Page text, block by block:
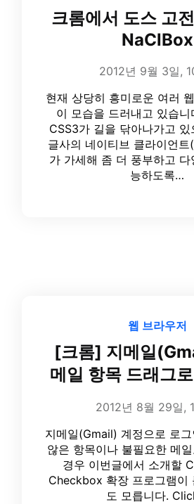
크롬에서 도스 고
NaClBox
2012년 9월 3일,
현재 상당히 흥미로운 여러
이 모습을 드러내고 있습
CSS3가 길을 닦아나가고
글사의 네이티브 클라이언
가 가세해 좀 더 풍부하고
능하도록…
웹 브라우저
[크롬] 지메일
메일 항목 드래그로
2012년 8월 29일,
지메일(Gmail) 계정으로 로
않은 항목이나 불필요한 메
경우 이번글에서 소개할
Checkbox 확장 프로그램이
도 모릅니다.